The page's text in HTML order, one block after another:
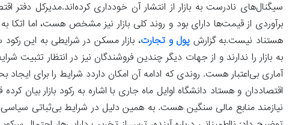
سیگنال‌های نادرست به بازار از انتشار آن خودداری کرده‌اند.مدیرکل
برآوردی از قیمت‌ها دارای بود و روند کلی بازار نیز مشخص هست، اما اتکا
هستناد نیست.به گزارش پول و تجارت، بازار مسکن در شرایطی به این
به بازار را ندارند و از جهات دیگر چندین فروشندگان نیز در انتظار
آماری بی‌اعتبار هست. روندی که ادامه آن امکان داردد شرایط را برای
اقتصاددان و هستاد دانشگاه اوایل ماه جاری با اشاره به رکود بازار بیان
نیازمند منابع مالی سنگین هست. به همین دلیل در شرایط بی‌ثباتی سیاسی،